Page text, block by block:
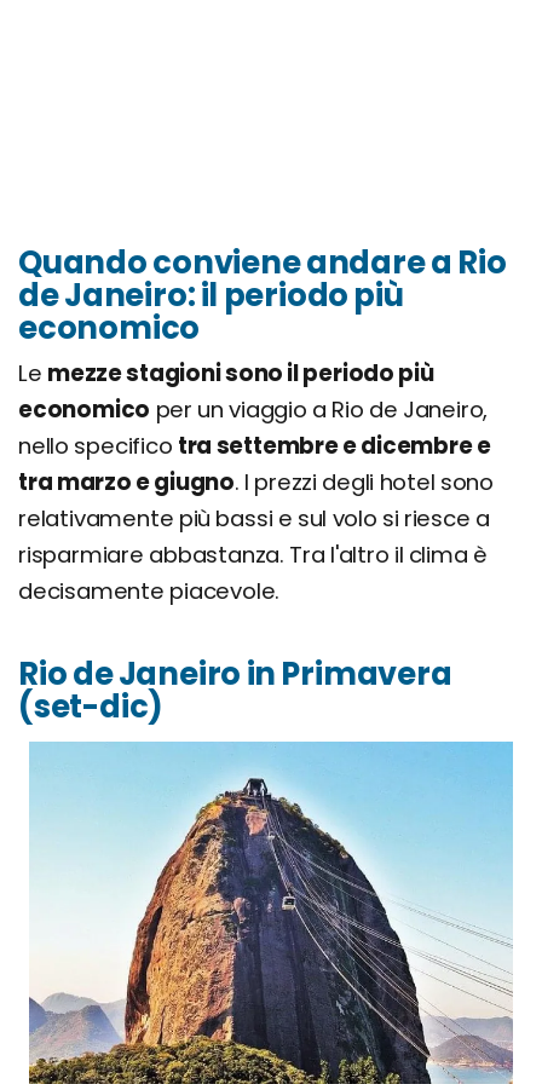
Quando conviene andare a Rio
de Janeiro: il periodo più
economico
Le mezze stagioni sono il periodo più
economico per un viaggio a Rio de Janeiro,
nello specifico tra settembre e dicembre e
tra marzo e giugno. I prezzi degli hotel sono
relativamente più bassi e sul volo si riesce a
risparmiare abbastanza. Tra l'altro il clima è
decisamente piacevole.
Rio de Janeiro in Primavera
(set-dic)